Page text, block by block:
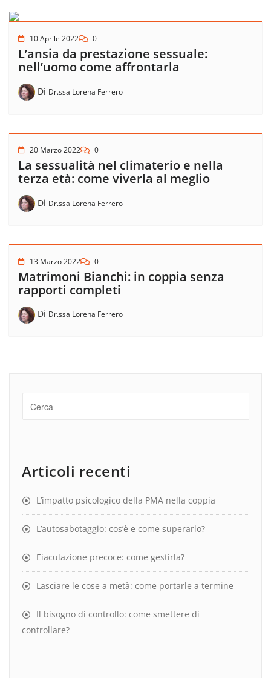
10 Aprile 2022 0
L’ansia da prestazione sessuale:
nell’uomo come affrontarla
Di Dr.ssa Lorena Ferrero
20 Marzo 2022 0
La sessualità nel climaterio e nella
terza età: come viverla al meglio
Di Dr.ssa Lorena Ferrero
13 Marzo 2022 0
Matrimoni Bianchi: in coppia senza
rapporti completi
Di Dr.ssa Lorena Ferrero
Articoli recenti
L’impatto psicologico della PMA nella coppia
L’autosabotaggio: cos’è e come superarlo?
Eiaculazione precoce: come gestirla?
Lasciare le cose a metà: come portarle a termine
Il bisogno di controllo: come smettere di
controllare?